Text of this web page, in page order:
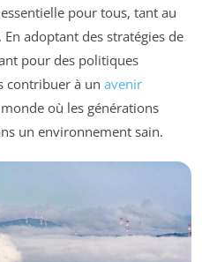
pour tous, tant au
adoptant des stratégies de
pour des politiques
contribuer à un avenir
où les générations
un environnement sain.